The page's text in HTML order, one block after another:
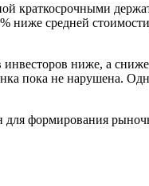
краткосрочными
ниже средней
ниже, а
пока не нарушена.
формирования